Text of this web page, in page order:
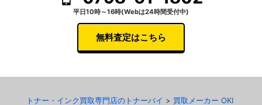
平日10時～16時(Webは24時間受付中)
無料査定はこちら
トナー・インク買取専門店のトナーバイ > 買取メーカー OKI